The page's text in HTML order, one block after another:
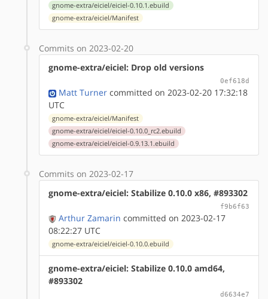
gnome-extra/eiciel/eiciel-0.10.1.ebuild
gnome-extra/eiciel/Manifest
Commits on 2023-02-20
gnome-extra/eiciel: Drop old versions
0ef618d
Matt Turner committed on 2023-02-20 17:32:18
UTC
gnome-extra/eiciel/Manifest
gnome-extra/eiciel/eiciel-0.10.0_rc2.ebuild
gnome-extra/eiciel/eiciel-0.9.13.1.ebuild
Commits on 2023-02-17
gnome-extra/eiciel: Stabilize 0.10.0 x86, #893302
f9b6f63
Arthur Zamarin committed on 2023-02-17
08:22:27 UTC
gnome-extra/eiciel/eiciel-0.10.0.ebuild
gnome-extra/eiciel: Stabilize 0.10.0 amd64,
#893302
d6634e7